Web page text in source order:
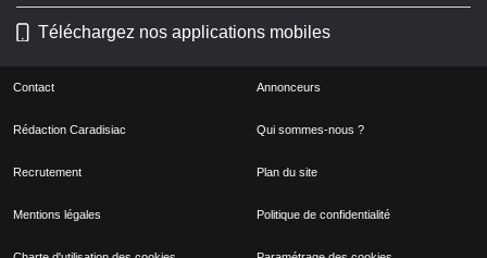
Téléchargez nos applications mobiles
Contact Annonceurs
Rédaction Caradisiac Qui sommes-nous ?
Recrutement Plan du site
Mentions légales Politique de confidentialité